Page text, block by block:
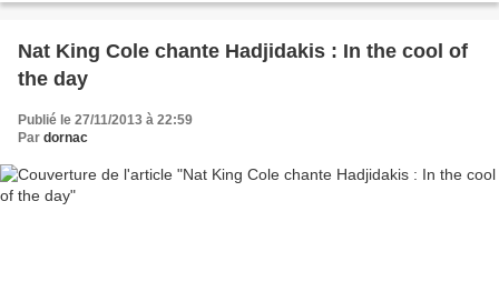
Nat King Cole chante Hadjidakis : In the cool of
the day
Publié le 27/11/2013 à 22:59
Par dornac